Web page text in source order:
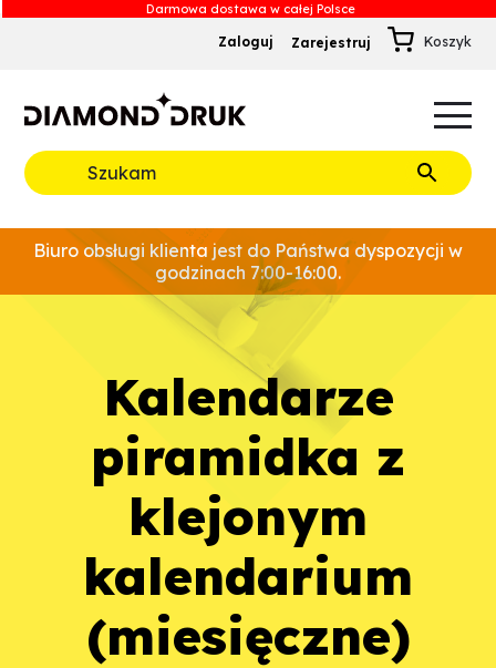
Zaloguj Zarejestruj
Rozwiń
Biuro obsługi klienta jest do Państwa dyspozycji w
godzinach 7:00-16:00.
Kalendarze
piramidka z
klejonym
kalendarium
(miesięczne)